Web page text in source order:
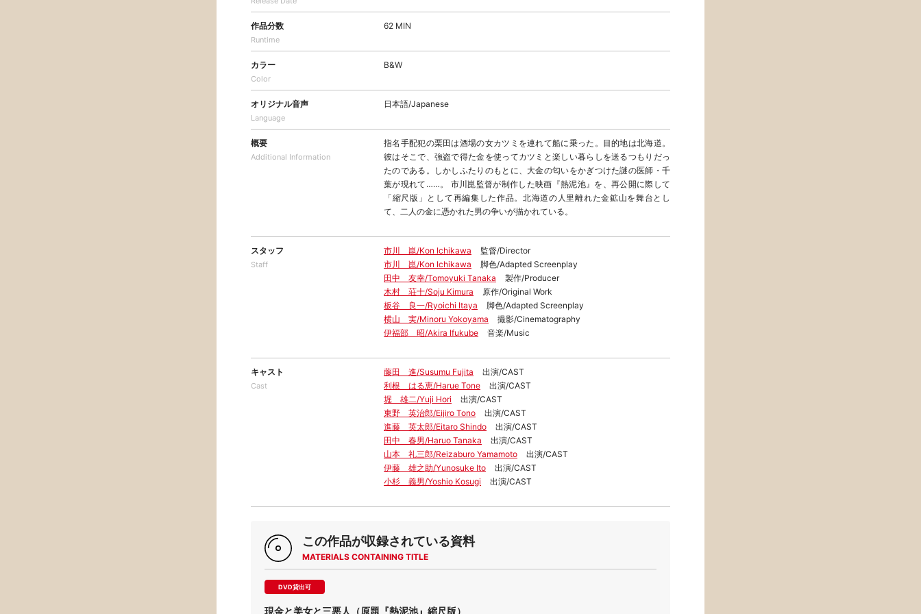
作品分数
Runtime
62 MIN
カラー
Color
B&W
オリジナル音声
Language
日本語/Japanese
概要
Additional Information
指名手配犯の栗田は酒場の女カツミを連れて船に乗った。目的地は北海道。
彼はそこで、強盗で得た金を使ってカツミと楽しい暮らしを送るつもりだっ
たのである。しかしふたりのもとに、大金の匂いをかぎつけた謎の医師・千
葉が現れて……。 市川崑監督が制作した映画『熱泥池』を、再公開に際して
「縮尺版」として再編集した作品。北海道の人里離れた金鉱山を舞台とし
て、二人の金に憑かれた男の争いが描かれている。
スタッフ
Staff
市川 崑/Kon Ichikawa
監督/Director
市川 崑/Kon Ichikawa
脚色/Adapted Screenplay
田中 友幸/Tomoyuki Tanaka
製作/Producer
木村 荘十/Soju Kimura
原作/Original Work
板谷 良一/Ryoichi Itaya
脚色/Adapted Screenplay
横山 実/Minoru Yokoyama
撮影/Cinematography
伊福部 昭/Akira Ifukube
音楽/Music
キャスト
Cast
藤田 進/Susumu Fujita
出演/CAST
利根 はる恵/Harue Tone
出演/CAST
堀 雄二/Yuji Hori
出演/CAST
東野 英治郎/Eijiro Tono
出演/CAST
進藤 英太郎/Eitaro Shindo
出演/CAST
田中 春男/Haruo Tanaka
出演/CAST
山本 礼三郎/Reizaburo Yamamoto
出演/CAST
伊藤 雄之助/Yunosuke Ito
出演/CAST
小杉 義男/Yoshio Kosugi
出演/CAST
この作品が収録されている資料
MATERIALS CONTAINING TITLE
DVD貸出可
現金と美女と三悪人（原題『熱泥池』縮尺版）